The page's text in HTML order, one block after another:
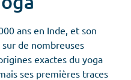
ans en Inde, et son
de nombreuses
exactes du yoga
ses premières traces